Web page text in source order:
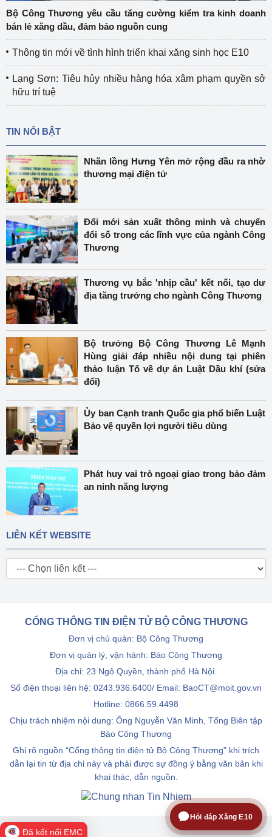
Bộ Công Thương yêu cầu tăng cường kiểm tra kinh doanh
bán lẻ xăng dầu, đảm bảo nguồn cung
Thông tin mới về tình hình triển khai xăng sinh học E10
Lạng Sơn: Tiêu hủy nhiều hàng hóa xâm phạm quyền sở
hữu trí tuệ
TIN NỔI BẬT
Nhãn lồng Hưng Yên mở rộng đầu ra nhờ
thương mại điện tử
Đổi mới sản xuất thông minh và chuyển
đổi số trong các lĩnh vực của ngành Công
Thương
Thương vụ bắc 'nhịp cầu' kết nối, tạo dư
địa tăng trưởng cho ngành Công Thương
Bộ trưởng Bộ Công Thương Lê Mạnh
Hùng giải đáp nhiều nội dung tại phiên
thảo luận Tổ về dự án Luật Dầu khí (sửa
đổi)
Ủy ban Cạnh tranh Quốc gia phổ biến Luật
Bảo vệ quyền lợi người tiêu dùng
Phát huy vai trò ngoại giao trong bảo đảm
an ninh năng lượng
LIÊN KẾT WEBSITE
CỔNG THÔNG TIN ĐIỆN TỬ BỘ CÔNG THƯƠNG
Đơn vị chủ quản: Bộ Công Thương
Đơn vị quản lý, vận hành: Báo Công Thương
Địa chỉ: 23 Ngô Quyền, thành phố Hà Nội.
Số điện thoại liên hệ: 0243.936.6400/ Email: BaoCT@moit.gov.vn
Hotline: 0866.59.4498
Chịu trách nhiệm nội dung: Ông Nguyễn Văn Minh, Tổng Biên tập
Báo Công Thương
Ghi rõ nguồn “Cổng thông tin điện tử Bộ Công Thương” khi trích
dẫn lại tin từ địa chỉ này và phải được sự đồng ý bằng văn bản khi
khai thác, dẫn nguồn.
Hỏi đáp Xăng E10
Đã kết nối EMC